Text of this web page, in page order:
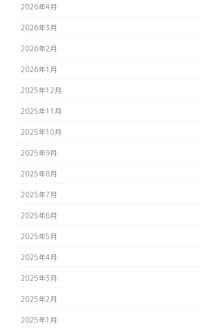
2026年4月
2026年3月
2026年2月
2026年1月
2025年12月
2025年11月
2025年10月
2025年9月
2025年8月
2025年7月
2025年6月
2025年5月
2025年4月
2025年3月
2025年2月
2025年1月